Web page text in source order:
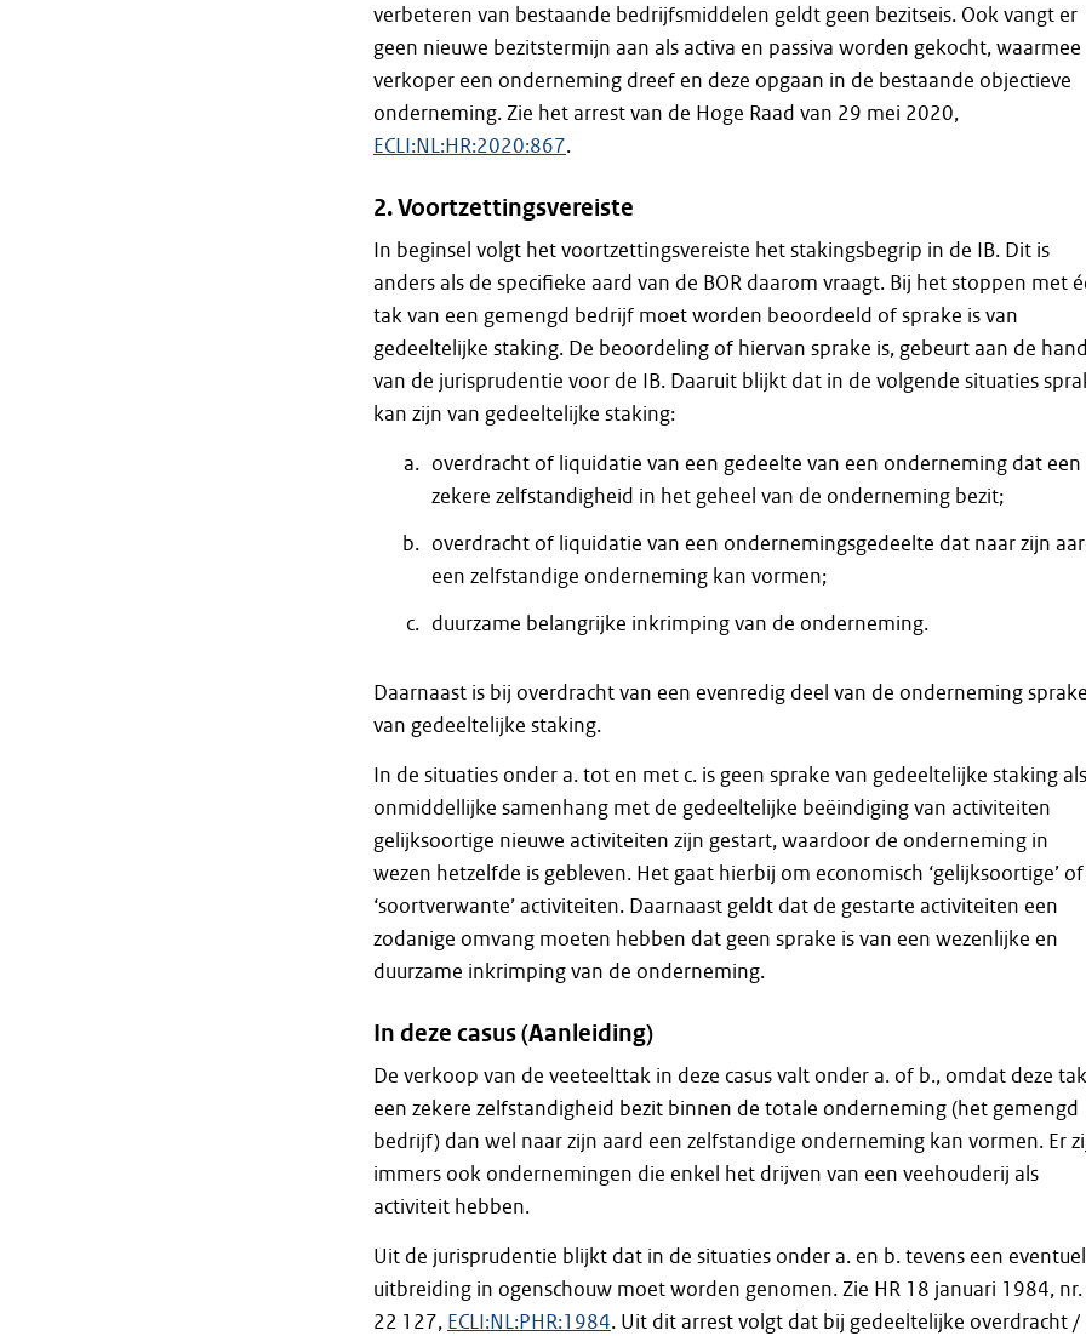
verbeteren van bestaande bedrijfsmiddelen geldt geen bezitseis. Ook vangt er
geen nieuwe bezitstermijn aan als activa en passiva worden gekocht, waarmee
verkoper een onderneming dreef en deze opgaan in de bestaande objectieve
onderneming. Zie het arrest van de Hoge Raad van 29 mei 2020,
ECLI:NL:HR:2020:867.
2. Voortzettingsvereiste
In beginsel volgt het voortzettingsvereiste het stakingsbegrip in de IB. Dit is
anders als de specifieke aard van de BOR daarom vraagt. Bij het stoppen met
tak van een gemengd bedrijf moet worden beoordeeld of sprake is van
gedeeltelijke staking. De beoordeling of hiervan sprake is, gebeurt aan de hand
van de jurisprudentie voor de IB. Daaruit blijkt dat in de volgende situaties
kan zijn van gedeeltelijke staking:
overdracht of liquidatie van een gedeelte van een onderneming dat een
zekere zelfstandigheid in het geheel van de onderneming bezit;
overdracht of liquidatie van een ondernemingsgedeelte dat naar zijn
een zelfstandige onderneming kan vormen;
duurzame belangrijke inkrimping van de onderneming.
Daarnaast is bij overdracht van een evenredig deel van de onderneming sprake
van gedeeltelijke staking.
In de situaties onder a. tot en met c. is geen sprake van gedeeltelijke staking
onmiddellijke samenhang met de gedeeltelijke beëindiging van activiteiten
gelijksoortige nieuwe activiteiten zijn gestart, waardoor de onderneming in
wezen hetzelfde is gebleven. Het gaat hierbij om economisch ‘gelijksoortige’ of
‘soortverwante’ activiteiten. Daarnaast geldt dat de gestarte activiteiten een
zodanige omvang moeten hebben dat geen sprake is van een wezenlijke en
duurzame inkrimping van de onderneming.
In deze casus (Aanleiding)
De verkoop van de veeteelttak in deze casus valt onder a. of b., omdat deze tak
een zekere zelfstandigheid bezit binnen de totale onderneming (het gemengd
bedrijf) dan wel naar zijn aard een zelfstandige onderneming kan vormen. Er
immers ook ondernemingen die enkel het drijven van een veehouderij als
activiteit hebben.
Uit de jurisprudentie blijkt dat in de situaties onder a. en b. tevens een
uitbreiding in ogenschouw moet worden genomen. Zie HR 18 januari 1984, nr.
22 127, ECLI:NL:PHR:1984. Uit dit arrest volgt dat bij gedeeltelijke overdracht /